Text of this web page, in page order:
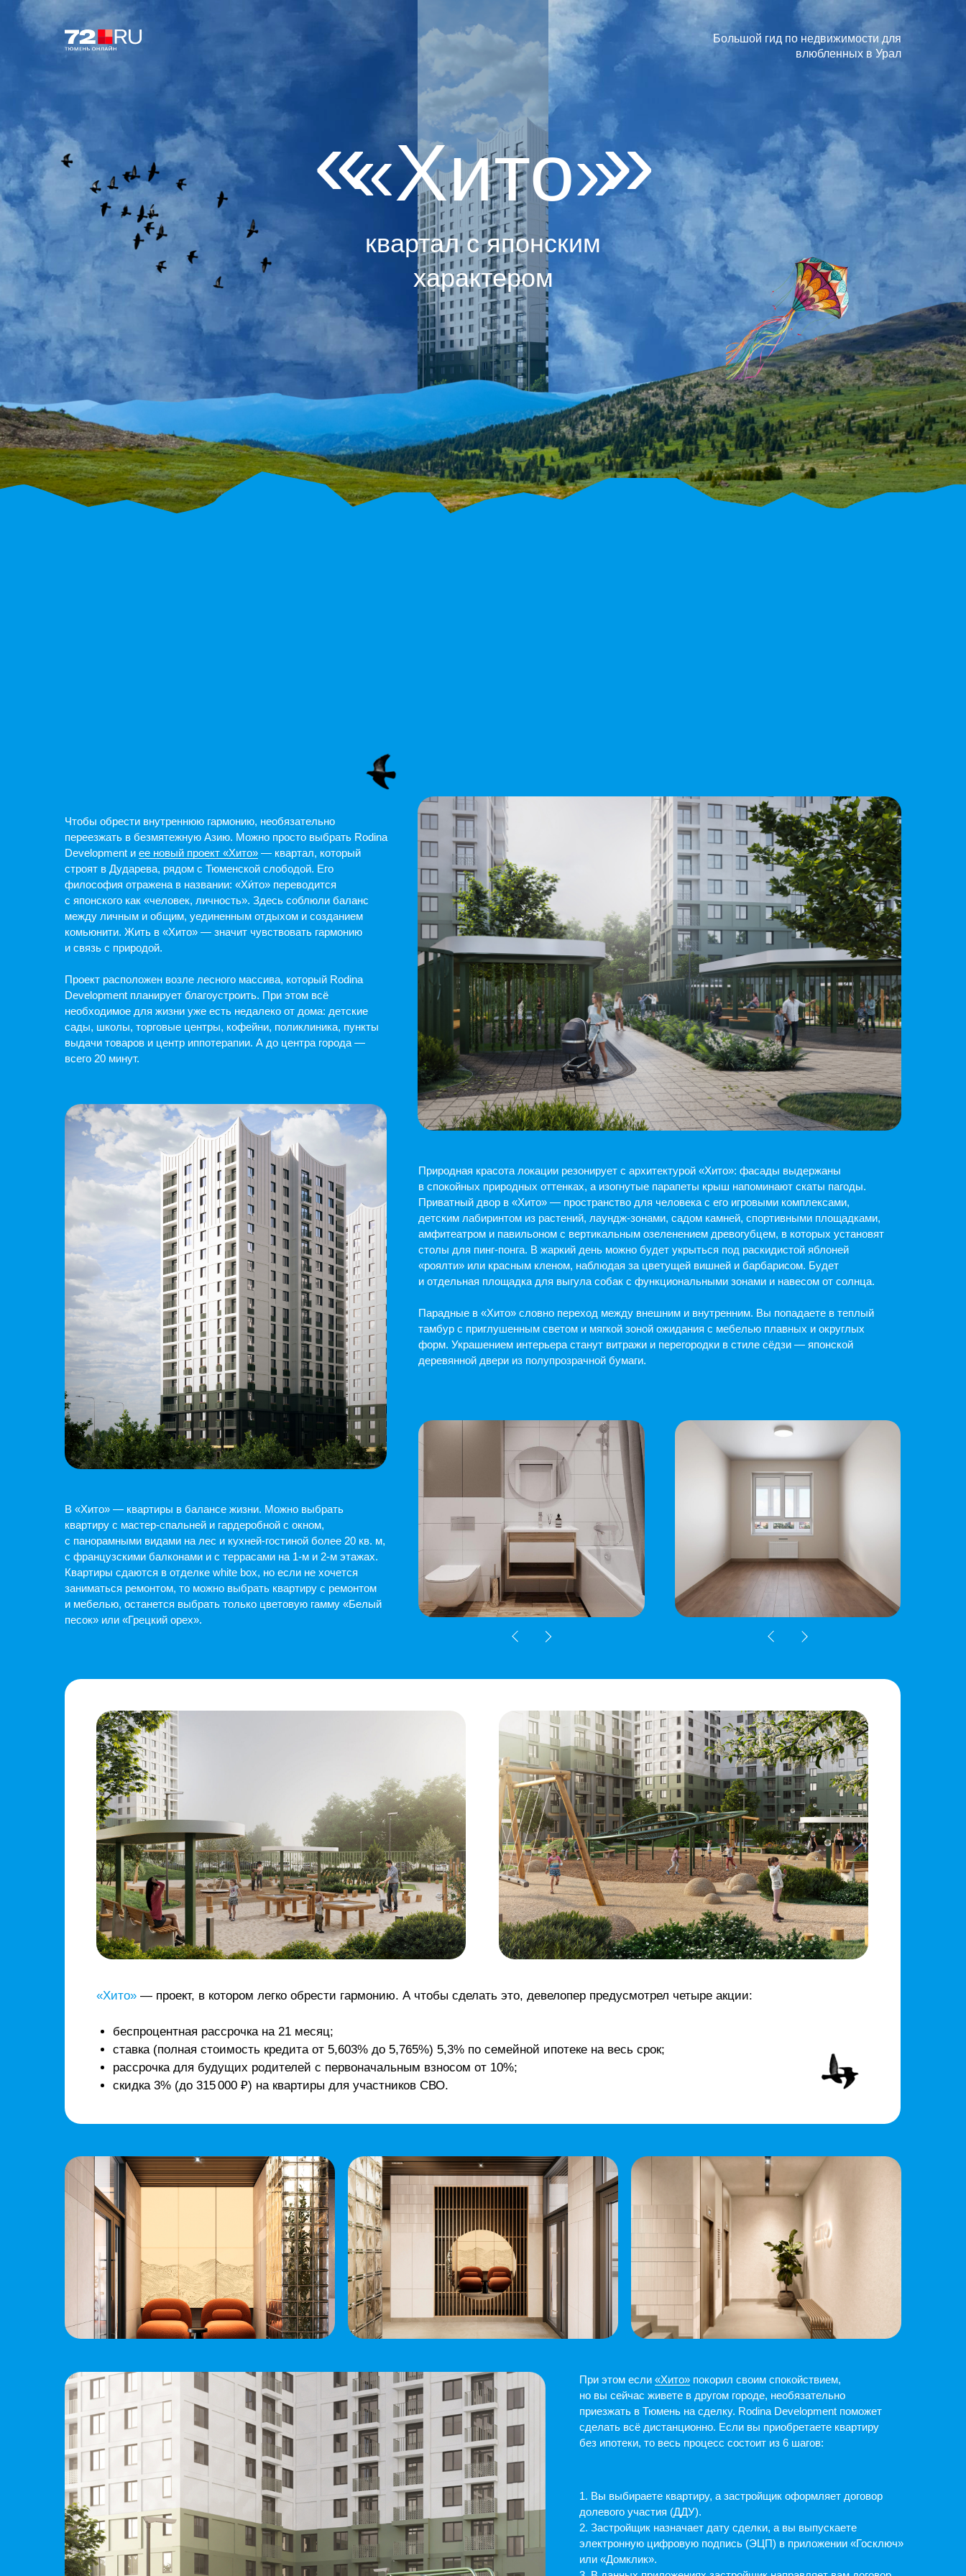
«Хито»
Большой гид по недвижимости для
влюбленных в Урал
квартал с японским
характером
между личным и общим, уединенным отдыхом и созданием
комьюнити. Жить в «Хито» — значит чувствовать гармонию
и связь с природой.
Проект расположен возле лесного массива, который Rodina
Development планирует благоустроить. При этом всё
необходимое для жизни уже есть недалеко от дома: детские
сады, школы, торговые центры, кофейни, поликлиника, пункты
выдачи товаров и центр иппотерапии. А до центра города —
всего 20 минут.
Природная красота локации резонирует с архитектурой «Хито»: фасады выдержаны
в спокойных природных оттенках, а изогнутые парапеты крыш напоминают скаты пагоды.
Приватный двор в «Хито» — пространство для человека с его игровыми комплексами,
детским лабиринтом из растений, лаундж-зонами, садом камней, спортивными площадками,
амфитеатром и павильоном с вертикальным озеленением древогубцем, в которых установят
столы для пинг-понга. В жаркий день можно будет укрыться под раскидистой яблоней
«роялти» или красным кленом, наблюдая за цветущей вишней и барбарисом. Будет
Парадные в «Хито» словно переход между внешним и внутренним. Вы попадаете в теплый
тамбур с приглушенным светом и мягкой зоной ожидания с мебелью плавных и округлых
форм. Украшением интерьера станут витражи и перегородки в стиле сёдзи — японской
деревянной двери из полупрозрачной бумаги.
В «Хито» — квартиры в балансе жизни. Можно выбрать
квартиру с мастер-спальней и гардеробной с окном,
с панорамными видами на лес и кухней-гостиной более 20 кв. м,
с французскими балконами и с террасами на 1-м и 2-м этажах.
Квартиры сдаются в отделке white box, но если не хочется
заниматься ремонтом, то можно выбрать квартиру с ремонтом
и мебелью, останется выбрать только цветовую гамму «Белый
песок» или «Грецкий орех».
При этом если«Хито»покорил своим спокойствием,
сделать всё дистанционно. Если вы приобретаете квартиру
без ипотеки, то весь процесс состоит из 6 шагов:
1. Вы выбираете квартиру, а застройщик оформляет договор
долевого участия (ДДУ).
2. Застройщик назначает дату сделки, а вы выпускаете
электронную цифровую подпись (ЭЦП) в приложении «Госключ»
или «Домклик».
3. В данных приложениях застройщик направляет вам договор
на ознакомление и подпись.
4. Вы с застройщиком в приложении подписываете договор
с помощью ЭЦП, а после застройщик направляет его
о регистрации договора.
5. В день подписания ДДУ застройщик открывает эскроу- счет,
о чем вам приходит уведомление через СМС с номера 900
со ссылкой на счет.
6. После государственной регистрации ДДУ в Росреестре
и получения выписки из ЕГРН вы перечисляете средства
«Хито»— проект, в котором легко обрести гармонию. А чтобы сделать это, девелопер предусмотрел четыре акции:
беспроцентная рассрочка на 21 месяц;
ставка (полная стоимость кредита от 5,603% до 5,765%) 5,3% по семейной ипотеке на весь срок;
рассрочка для будущих родителей с первоначальным взносом от 10%;
скидка 3% (до 315 000 ₽) на квартиры для участников СВО.
« »
ЖК «Хито»
« »